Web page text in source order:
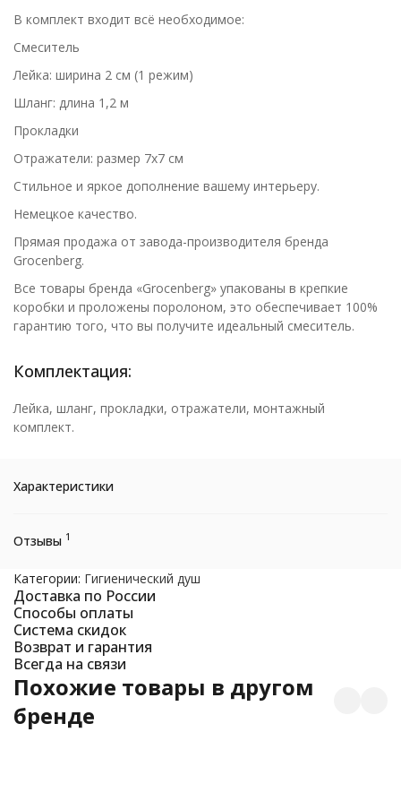
В комплект входит всё необходимое:
Смеситель
Лейка: ширина 2 см (1 режим)
Шланг: длина 1,2 м
Прокладки
Отражатели: размер 7x7 см
Стильное и яркое дополнение вашему интерьеру.
Немецкое качество.
Прямая продажа от завода-производителя бренда
Grocenberg.
Все товары бренда «Grocenberg» упакованы в крепкие
коробки и проложены поролоном, это обеспечивает 100%
гарантию того, что вы получите идеальный смеситель.
Комплектация:
Лейка, шланг, прокладки, отражатели, монтажный
комплект.
Характеристики
Отзывы 1
Категории: Гигиенический душ
Доставка по России
Способы оплаты
Система скидок
Возврат и гарантия
Всегда на связи
Похожие товары в другом
бренде